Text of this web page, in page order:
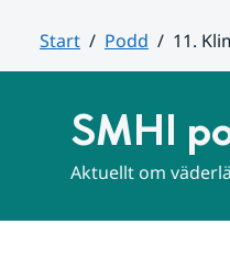
Start Podd
11.
SMHI
Aktuellt om